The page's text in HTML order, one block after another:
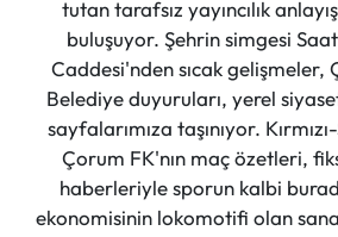
tutan tarafsız yayıncılık
buluşuyor. Şehrin simgesi
Caddesi'nden sıcak gelişmeler,
Belediye duyuruları, yerel
sayfalarımıza taşınıyor.
Çorum FK'nın maç özetleri,
haberleriyle sporun kalbi
ekonomisinin lokomotifi olan